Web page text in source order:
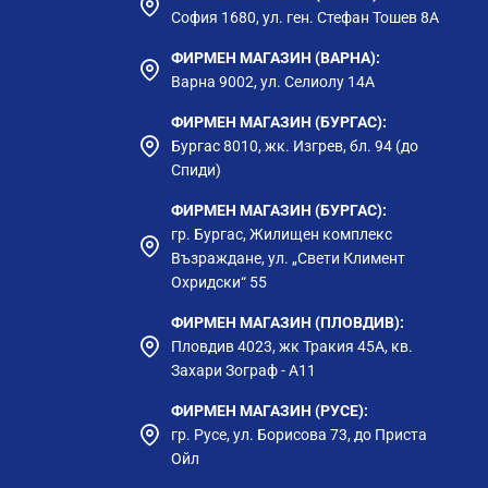
АКО СТЕ ПОВЕЧЕ, ФИЛТЪРЪТ
ДА СЕ ИЗПОЛЗВА ПОВЕЧЕ
НА КАНАТА НЯМА ДА ПОПАДНЕ
НА ВРЕДНИ ВЕЩЕСТВА.
ЗАМЪРСЕНА (НАПРИМЕР СЛЕД
ЛЕСНО МОЖЕ ДА СЕ ОПРАВИ
ДА ИЗЛЕЗНЕ. ВЪВ ВОДАТА
ПРЕЗ ФИЛТЪРА. ТОВА Е
Е МНОГО ПО-ВИСОКА ОТ
ДВЕ КАНИ ВОДА.
София 1680, ул. ген. Стефан Тошев 8А
ФИРМЕН МАГАЗИН (ВАРНА):
Варна 9002, ул. Селиолу 14А
ФИРМЕН МАГАЗИН (БУРГАС):
Бургас 8010, жк. Изгрев, бл. 94 (до
Спиди)
ФИРМЕН МАГАЗИН (БУРГАС):
гр. Бургас, Жилищен комплекс
Възраждане, ул. „Свети Климент
Охридски“ 55
ФИРМЕН МАГАЗИН (ПЛОВДИВ):
Пловдив 4023, жк Тракия 45А, кв.
Захари Зограф - А11
ФИРМЕН МАГАЗИН (РУСЕ):
гр. Русе, ул. Борисова 73, до Приста
Ойл